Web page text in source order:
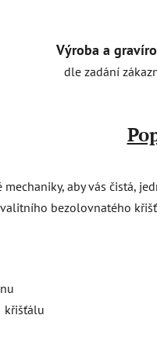
Výroba a
dle zadání
aby vás čistá,
bezolovnatého
křišťálu